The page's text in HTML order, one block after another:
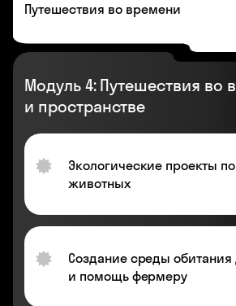
Путешествия во времени
Модуль 4: Путешествия во
и пространстве
Экологические проекты
животных
Создание среды обитания
и помощь фермеру